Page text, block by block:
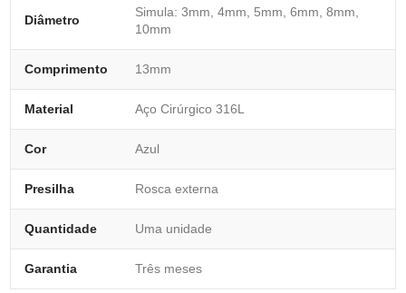
Diâmetro
Simula: 3mm, 4mm, 5mm, 6mm, 8mm,
10mm
Comprimento 13mm
Material Aço Cirúrgico 316L
Cor Azul
Presilha Rosca externa
Quantidade Uma unidade
Garantia Três meses